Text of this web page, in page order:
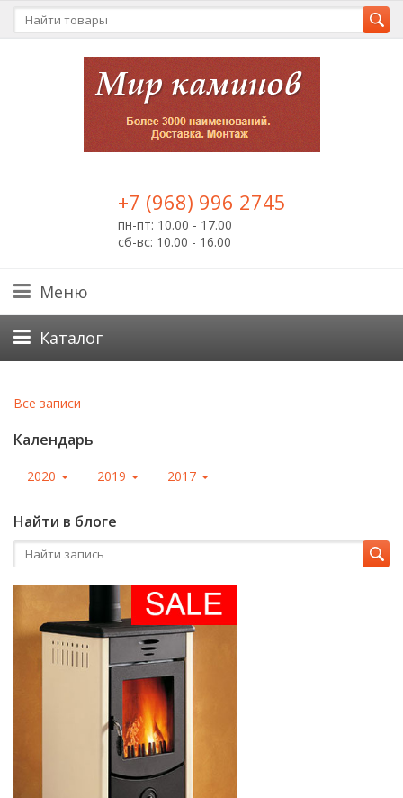
+7 (968) 996 2745
пн-пт: 10.00 - 17.00
сб-вс: 10.00 - 16.00
Меню
Каталог
Все записи
Календарь
2020 2019 2017
Найти в блоге